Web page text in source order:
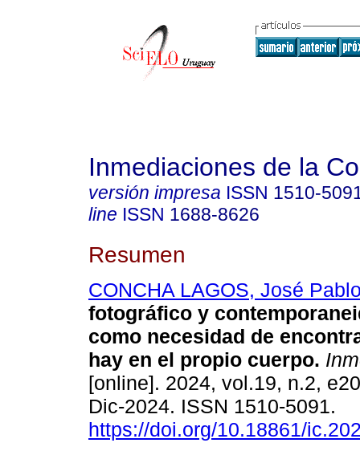
Inmediaciones de la
versión impresa ISSN 1510-
line ISSN 1688-8626
Resumen
CONCHA LAGOS, José
fotográfico y
como necesidad de
hay en el propio cuerpo.
[online]. 2024, vol.19, n.2,
Dic-2024. ISSN 1510-5091.
https://doi.org/10.18861/